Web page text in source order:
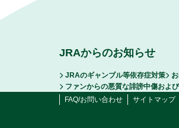
JRAからのお知らせ
JRAのギャンブル等依存症対策
ファンからの悪質な誹謗中傷およ
FAQ/お問い合わせ
サイトマップ